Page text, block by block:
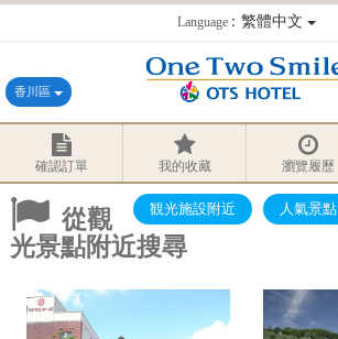
Language：繁體中文
香川區
確認訂單 我的收藏 瀏覽履歷
観光施設附近 人氣景點
從觀
光景點附近搜尋